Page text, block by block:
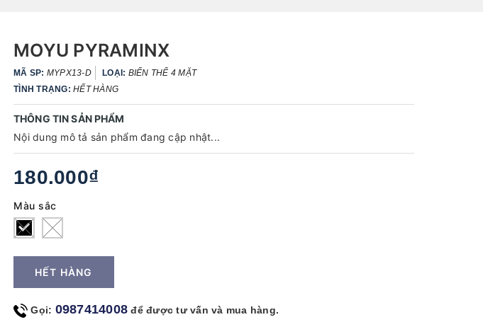
MOYU PYRAMINX
MÃ SP: MYPX13-D LOẠI: BIẾN THỂ 4 MẶT
TÌNH TRẠNG: HẾT HÀNG
THÔNG TIN SẢN PHẨM
Nội dung mô tả sản phẩm đang cập nhật...
180.000₫
Màu sắc
HẾT HÀNG
Gọi: 0987414008 để được tư vấn và mua hàng.